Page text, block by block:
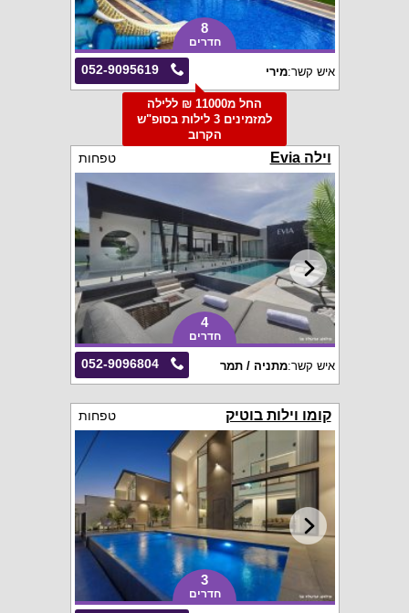
8
חדרים
052-9095619 איש קשר:מירי
החל מ11000 ₪ ללילה
למזמינים 3 לילות בסופ"ש
הקרוב
וילה Evia טפחות
4
חדרים
052-9096804 איש קשר:מתניה / תמר
קומו וילות בוטיק טפחות
3
חדרים